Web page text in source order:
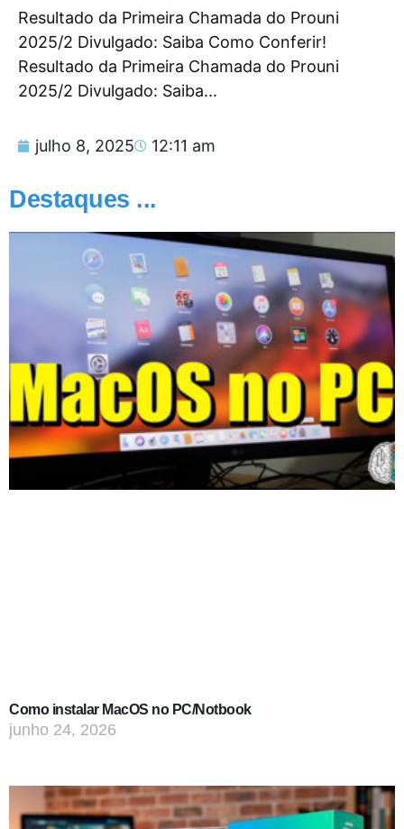
Resultado da Primeira Chamada do Prouni
2025/2 Divulgado: Saiba Como Conferir!
Resultado da Primeira Chamada do Prouni
2025/2 Divulgado: Saiba...
julho 8, 2025 12:11 am
Destaques ...
Como instalar MacOS no PC/Notbook
junho 24, 2026